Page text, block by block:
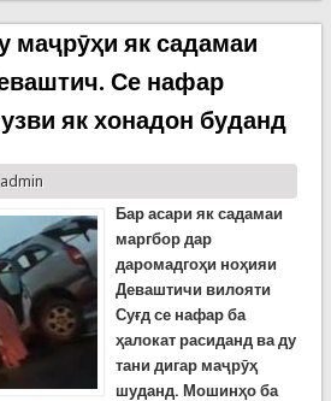
маҷрӯҳи як садамаи
Се нафар
як хонадон буданд
admin
Бар асари як садамаи
маргбор дар
даромадгоҳи ноҳияи
Деваштичи вилояти
Суғд се нафар ба
ҳалокат расиданд ва ду
тани дигар маҷрӯҳ
шуданд. Мошинҳо ба